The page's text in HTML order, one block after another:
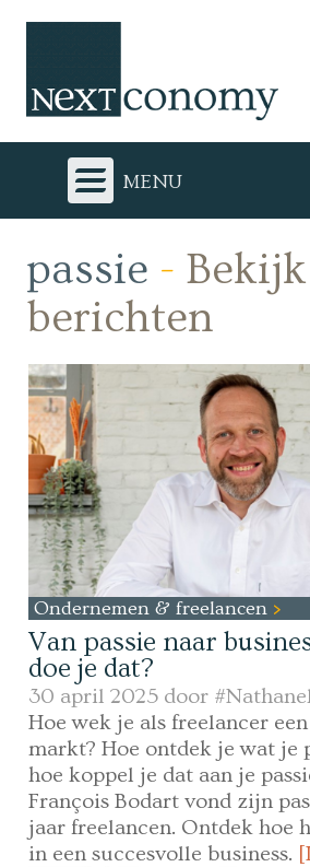
menu
passie -
berichten
Ondernemen & freelancen
Van passie naar
doe je dat?
30 april 2025 door
Hoe wek je als freelancer
markt? Hoe ontdek je wat je
hoe koppel je dat aan je
François Bodart vond zijn
jaar freelancen. Ontdek hoe
in een succesvolle business.